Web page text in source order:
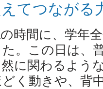
てつながる
時間に、学年
。この日は、
に関わるよう
く動きや、背